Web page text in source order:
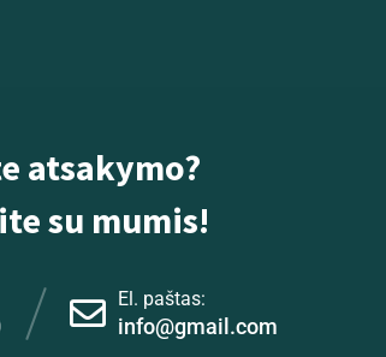
atsakymo?
su mumis!
El. paštas:
info@gmail.com